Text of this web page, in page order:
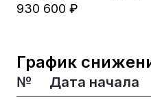
930 600 ₽
График
№ Дата начала